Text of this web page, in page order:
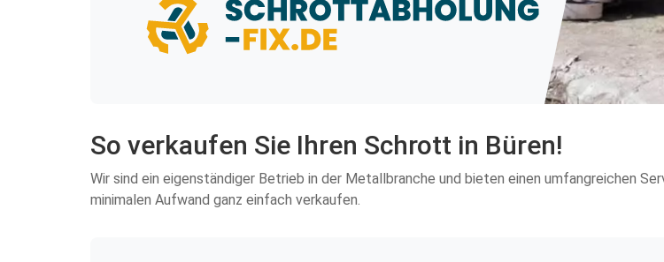
So verkaufen Sie Ihren Schrott in Büren!
Wir sind ein eigenständiger Betrieb in der Metallbranche und bieten einen umfangreichen
minimalen Aufwand ganz einfach verkaufen.